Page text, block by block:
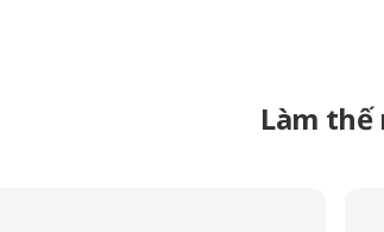
Làm thế